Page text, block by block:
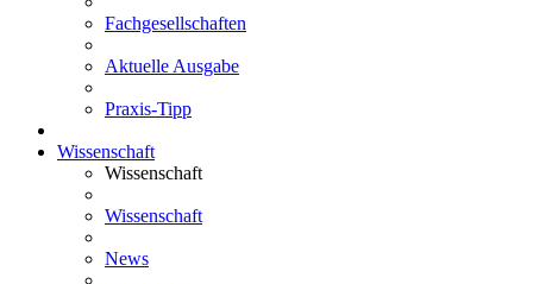
Fachgesellschaften
Aktuelle Ausgabe
Praxis-Tipp
Wissenschaft
Wissenschaft
Wissenschaft
News